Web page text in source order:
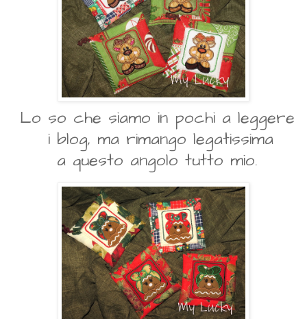
Lo so che siamo in pochi a leggere
i blog, ma rimango legatissima
a questo angolo tutto mio.